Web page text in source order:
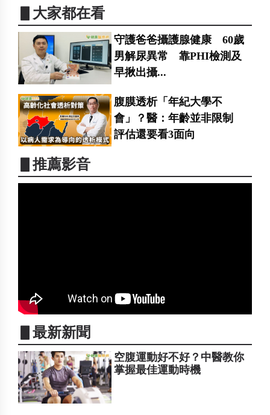
▋大家都在看
守護爸爸攝護腺健康 60歲
男解尿異常 靠PHI檢測及
早揪出攝...
腹膜透析「年紀大學不
會」？醫：年齡並非限制
評估還要看3面向
▋推薦影音
▋最新新聞
空腹運動好不好？中醫教你
掌握最佳運動時機